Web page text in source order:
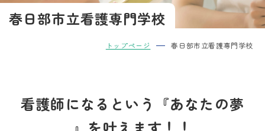
春日部市立看護専門学校
トップページ 春日部市立看護専門学校
看護師になるという『あなたの夢